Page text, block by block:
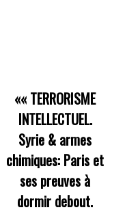
«« TERRORISME
INTELLECTUEL.
Syrie & armes
chimiques: Paris et
ses preuves à
dormir debout.